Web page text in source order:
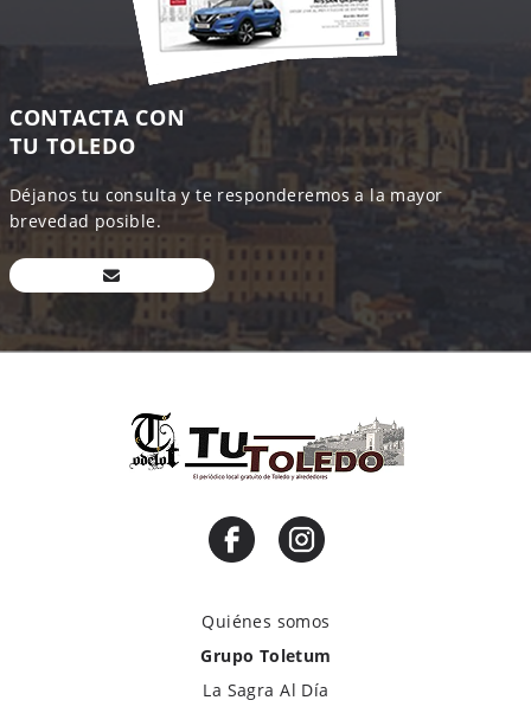
CONTACTA CON
TU TOLEDO
Déjanos tu consulta y te responderemos a la mayor
brevedad posible.
Quiénes somos
Grupo Toletum
La Sagra Al Día